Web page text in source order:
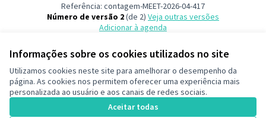
Informações sobre os cookies utilizados no site
Utilizamos cookies neste site para amelhorar o desempenho da
página. As cookies nos permitem oferecer uma experiência mais
personalizada ao usuário e aos canais de redes sociais.
Aceitar todas
Referência: contagem-MEET-2026-04-417
Número de versão 2(de 2)
veja outras versões
Adicionar à agenda
Termos de serviço
Configurações de cookies
Decide Contagem no Instagram
(Link externo)